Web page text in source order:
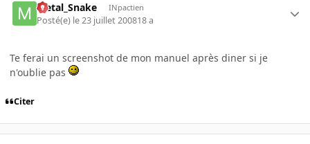
Metal_Snake INpactien
Posté(e) le 23 juillet 200818 a
Te ferai un screenshot de mon manuel après diner si je
n'oublie pas
Citer